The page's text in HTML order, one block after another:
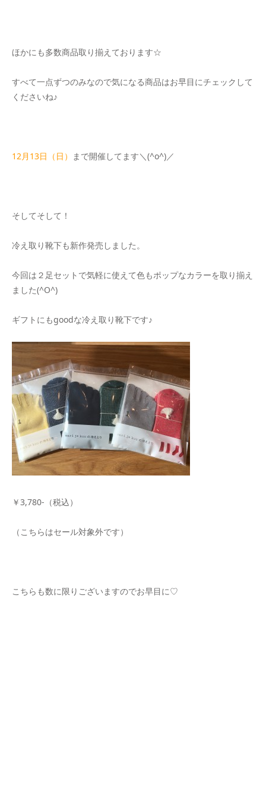
ほかにも多数商品取り揃えております☆
すべて一点ずつのみなので気になる商品はお早目にチェックして
くださいね♪
12月13日（日） まで開催してます＼(^o^)／
そしてそして！
冷え取り靴下も新作発売しました。
今回は２足セットで気軽に使えて色もポップなカラーを取り揃え
ました(^O^)
ギフトにもgoodな冷え取り靴下です♪
￥3,780-（税込）
（こちらはセール対象外です）
こちらも数に限りございますのでお早目に♡